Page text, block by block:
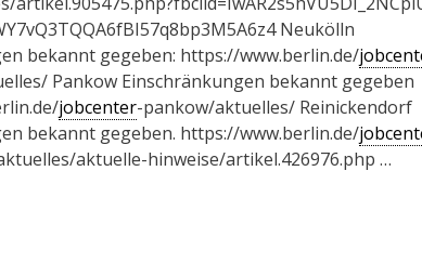
Neukölln
bekannt gegeben: https://www.berlin.de/
Pankow Einschränkungen bekannt gegeben
jobcenter-pankow/aktuelles/ Reinickendorf
bekannt gegeben. https://www.berlin.de/
aktuelle-hinweise/artikel.426976.php …